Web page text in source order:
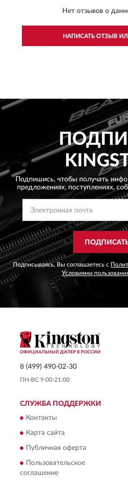
Нет отзывов о
НАПИСАТЬ ОТЗЫВ
Подпишись, чтобы получать
предложениях, поступлениях,
Подписываясь, Вы соглашаетесь с
Условиями
8 (499) 490-02-30
ПН-ВС 9:00-21:00
СЛУЖБА ПОДДЕРЖКИ
Контакты
Карта сайта
Публичная оферта
Пользовательское
соглашение